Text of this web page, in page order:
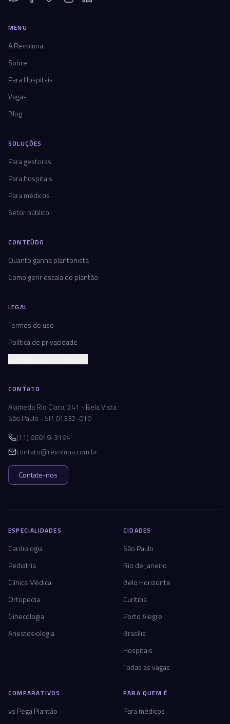
MENU
A Revoluna
Sobre
Para Hospitais
Vagas
Blog
SOLUÇÕES
Para gestoras
Para hospitais
Para médicos
Setor público
CONTEÚDO
Quanto ganha plantonista
Como gerir escala de plantão
LEGAL
Termos de uso
Política de privacidade
CONTATO
Alameda Rio Claro, 241 - Bela Vista
São Paulo - SP, 01332-010
(11) 96919-3194
contato@revoluna.com.br
Contate-nos
ESPECIALIDADES
Cardiologia
Pediatria
Clínica Médica
Ortopedia
Ginecologia
Anestesiologia
CIDADES
São Paulo
Rio de Janeiro
Belo Horizonte
Curitiba
Porto Alegre
Brasília
Hospitais
Todas as vagas
COMPARATIVOS
vs Pega Plantão
PARA QUEM É
Para médicos